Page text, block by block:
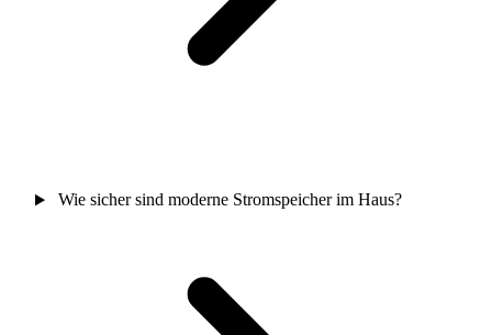
Wie sicher sind moderne Stromspeicher im Haus?